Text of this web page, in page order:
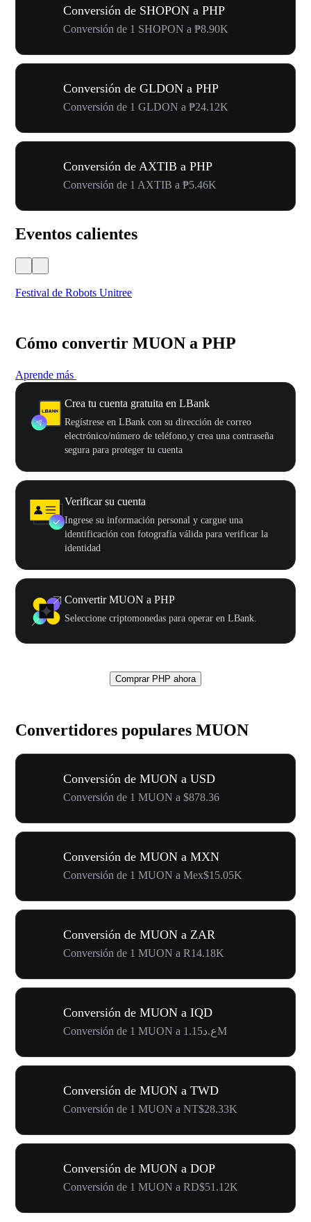
Conversión de SHOPON a PHP
Conversión de 1 SHOPON a ₱8.90K
Conversión de GLDON a PHP
Conversión de 1 GLDON a ₱24.12K
Conversión de AXTIB a PHP
Conversión de 1 AXTIB a ₱5.46K
Eventos calientes
Festival de Robots Unitree
Cómo convertir MUON a PHP
Aprende más
Crea tu cuenta gratuita en LBank
Regístrese en LBank con su dirección de correo
electrónico/número de teléfono,y crea una contraseña
segura para proteger tu cuenta
Verificar su cuenta
Ingrese su información personal y cargue una
identificación con fotografía válida para verificar la
identidad
Convertir MUON a PHP
Seleccione criptomonedas para operar en LBank.
Comprar PHP ahora
Convertidores populares MUON
Conversión de MUON a USD
Conversión de 1 MUON a $878.36
Conversión de MUON a MXN
Conversión de 1 MUON a Mex$15.05K
Conversión de MUON a ZAR
Conversión de 1 MUON a R14.18K
Conversión de MUON a IQD
Conversión de 1 MUON a ع.د1.15M
Conversión de MUON a TWD
Conversión de 1 MUON a NT$28.33K
Conversión de MUON a DOP
Conversión de 1 MUON a RD$51.12K